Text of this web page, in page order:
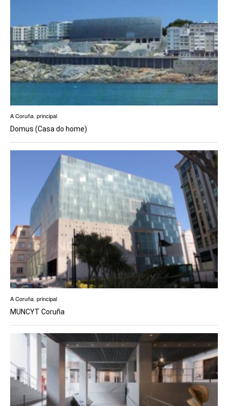
A Coruña principal
Domus (Casa do home)
A Coruña principal
MUNCYT Coruña